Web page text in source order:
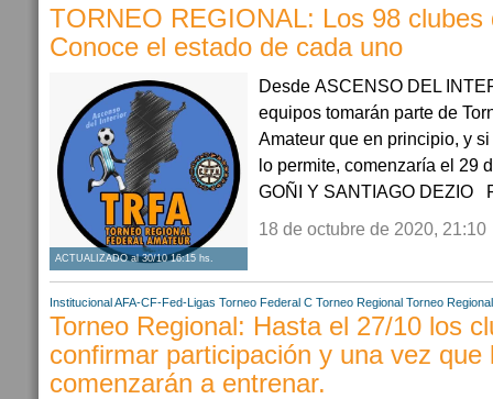
TORNEO REGIONAL: Los 98 clubes
Conoce el estado de cada uno
ACTUALIZADO al 30/10 16:15 hs.
Desde ASCENSO DEL
equipos tomarán parte de
Amateur que en principio, y
lo permite, comenzaría el 29
GOÑI Y SANTIAGO DEZIO
18 de octubre de 2020, 21:10
Institucional AFA-CF-Fed-Ligas Torneo Federal C Torneo Regional Torneo
Torneo Regional: Hasta el 27/10 los
confirmar participación y una vez que
comenzarán a entrenar.